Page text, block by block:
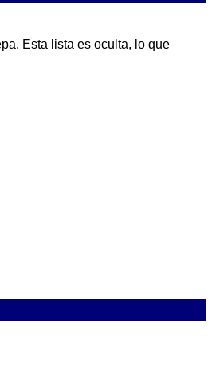
Esta lista es oculta, lo que